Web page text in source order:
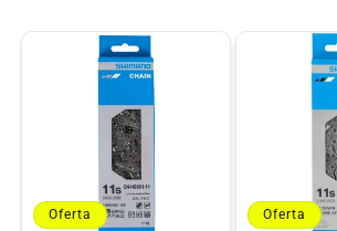
Oferta Oferta